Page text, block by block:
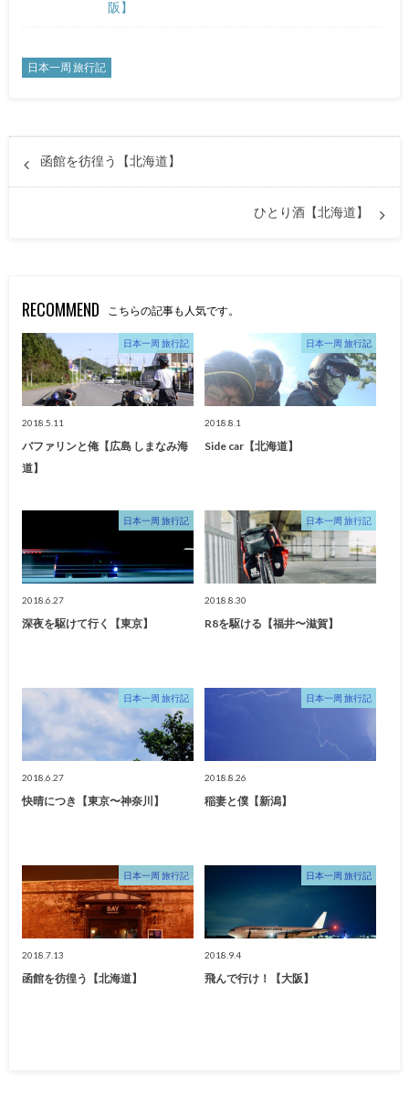
阪】
日本一周 旅行記
函館を彷徨う【北海道】
ひとり酒【北海道】
RECOMMEND こちらの記事も人気です。
日本一周 旅行記
2018.5.11
バファリンと俺【広島 しまなみ海
道】
日本一周 旅行記
2018.8.1
Side car【北海道】
日本一周 旅行記
2018.6.27
深夜を駆けて行く【東京】
日本一周 旅行記
2018.8.30
R8を駆ける【福井〜滋賀】
日本一周 旅行記
2018.6.27
快晴につき【東京〜神奈川】
日本一周 旅行記
2018.8.26
稲妻と僕【新潟】
日本一周 旅行記
2018.7.13
函館を彷徨う【北海道】
日本一周 旅行記
2018.9.4
飛んで行け！【大阪】